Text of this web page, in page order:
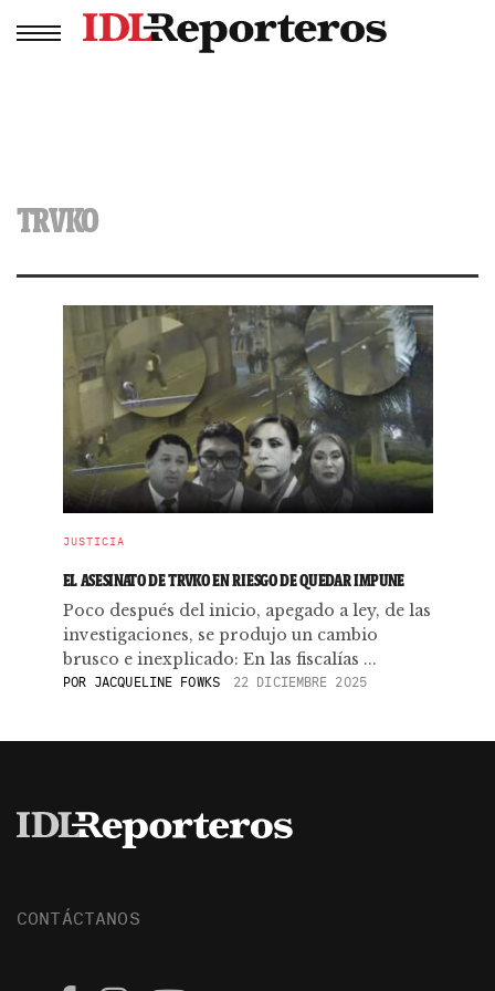
TRVKO
JUSTICIA
EL ASESINATO DE TRVKO EN RIESGO DE QUEDAR IMPUNE
Poco después del inicio, apegado a ley, de las
investigaciones, se produjo un cambio
brusco e inexplicado: En las fiscalías ...
POR JACQUELINE FOWKS 22 DICIEMBRE 2025
CONTÁCTANOS